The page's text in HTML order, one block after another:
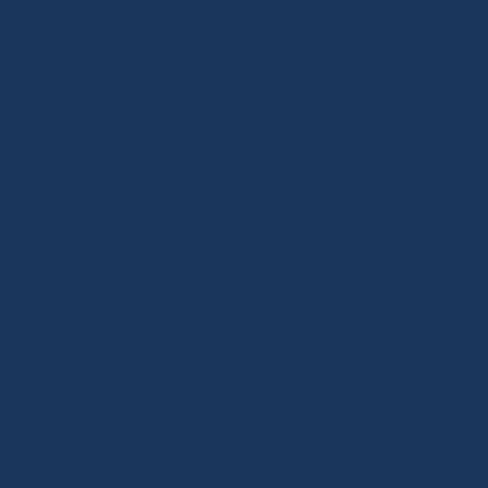
Antonio Maglio i Roberto de Santana